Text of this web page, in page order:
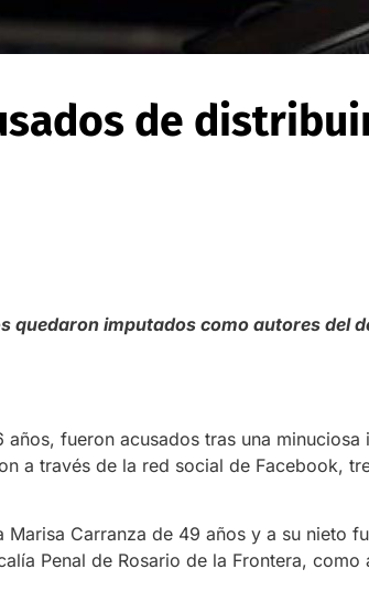
de
quedaron imputados como autores del
fueron acusados tras una
a través de la red social de Facebook,
Carranza de 49 años y a su nieto
Penal de Rosario de la Frontera,